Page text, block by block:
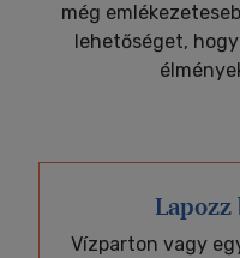
még
lehetőséget,
Lapozz
Vízparton vagy